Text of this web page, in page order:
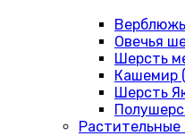
Овечья
Шерсть
Кашемир
Шерсть
Растительные